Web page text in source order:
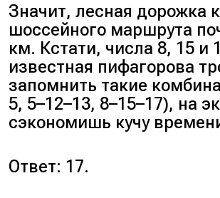
Значит, лесная дорожка
шоссейного маршрута
км. Кстати, числа 8, 15 и
известная пифагорова
запомнить такие
5, 5–12–13, 8–15–17), на
сэкономишь кучу
Ответ: 17.